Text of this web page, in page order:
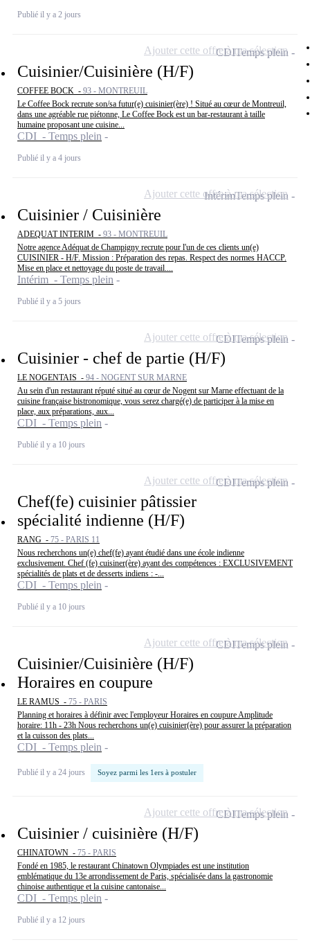
Publié il y a 2 jours
Cuisinier/Cuisinière (H/F)
COFFEE BOCK - 93 - MONTREUIL
Le Coffee Bock recrute son/sa futur(e) cuisinier(ère) ! Situé au cœur de Montreuil,
dans une agréable rue piétonne, Le Coffee Bock est un bar-restaurant à taille
humaine proposant une cuisine...
CDI - Temps plein
Publié il y a 4 jours
CDITemps plein
Ajouter cette offre à ma sélection
Cuisinier / Cuisinière
ADEQUAT INTERIM - 93 - MONTREUIL
Notre agence Adéquat de Champigny recrute pour l'un de ces clients un(e)
CUISINIER - H/F. Mission : Préparation des repas. Respect des normes HACCP.
Mise en place et nettoyage du poste de travail....
Intérim - Temps plein
Publié il y a 5 jours
IntérimTemps plein
Ajouter cette offre à ma sélection
Cuisinier - chef de partie (H/F)
LE NOGENTAIS - 94 - NOGENT SUR MARNE
Au sein d'un restaurant réputé situé au cœur de Nogent sur Marne effectuant de la
cuisine française bistronomique, vous serez chargé(e) de participer à la mise en
place, aux préparations, aux...
CDI - Temps plein
Publié il y a 10 jours
CDITemps plein
Ajouter cette offre à ma sélection
Chef(fe) cuisinier pâtissier
spécialité indienne (H/F)
RANG - 75 - PARIS 11
Nous recherchons un(e) chef(fe) ayant étudié dans une école indienne
exclusivement. Chef (fe) cuisiner(ère) ayant des compétences : EXCLUSIVEMENT
spécialités de plats et de desserts indiens : -...
CDI - Temps plein
Publié il y a 10 jours
CDITemps plein
Ajouter cette offre à ma sélection
Cuisinier/Cuisinière (H/F)
Horaires en coupure
LE RAMUS - 75 - PARIS
Planning et horaires à définir avec l'employeur Horaires en coupure Amplitude
horaire: 11h - 23h Nous recherchons un(e) cuisinier(ère) pour assurer la préparation
et la cuisson des plats...
CDI - Temps plein
Publié il y a 24 jours Soyez parmi les 1ers à postuler
CDITemps plein
Ajouter cette offre à ma sélection
Cuisinier / cuisinière (H/F)
CHINATOWN - 75 - PARIS
Fondé en 1985, le restaurant Chinatown Olympiades est une institution
emblématique du 13e arrondissement de Paris, spécialisée dans la gastronomie
chinoise authentique et la cuisine cantonaise...
CDI - Temps plein
Publié il y a 12 jours
CDITemps plein
Ajouter cette offre à ma sélection